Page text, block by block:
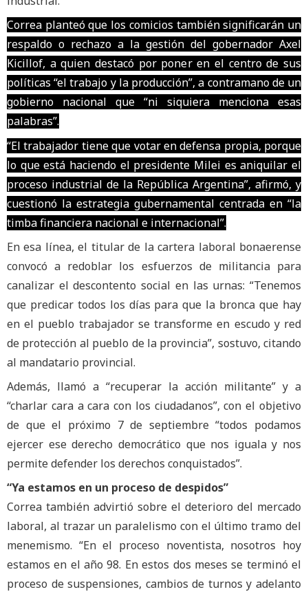
Correa planteó que los comicios también significarán un
respaldo o rechazo a la gestión del gobernador Axel
Kicillof, a quien destacó por poner en el centro de sus
políticas “el trabajo y la producción”, a contramano de un
gobierno nacional que “ni siquiera menciona esas
palabras”.
“El trabajador tiene que votar en defensa propia, porque
lo que está haciendo el presidente Milei es aniquilar el
proceso industrial de la República Argentina”, afirmó, y
cuestionó la estrategia gubernamental centrada en “la
timba financiera nacional e internacional”.
En esa línea, el titular de la cartera laboral bonaerense
convocó a redoblar los esfuerzos de militancia para
canalizar el descontento social en las urnas: “Tenemos
que predicar todos los días para que la bronca que hay
en el pueblo trabajador se transforme en escudo y red
de protección al pueblo de la provincia”, sostuvo, citando
al mandatario provincial.
Además, llamó a “recuperar la acción militante” y a
“charlar cara a cara con los ciudadanos”, con el objetivo
de que el próximo 7 de septiembre “todos podamos
ejercer ese derecho democrático que nos iguala y nos
permite defender los derechos conquistados”.
“Ya estamos en un proceso de despidos”
Correa también advirtió sobre el deterioro del mercado
laboral, al trazar un paralelismo con el último tramo del
menemismo. “En el proceso noventista, nosotros hoy
estamos en el año 98. En estos dos meses se terminó el
proceso de suspensiones, cambios de turnos y adelanto